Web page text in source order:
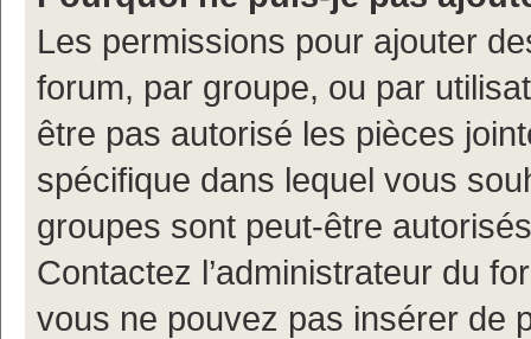
Les permissions pour ajouter
forum, par groupe, ou par
être pas autorisé les pièces
spécifique dans lequel vous
groupes sont peut-être
Contactez l’administrateur du
vous ne pouvez pas insérer de